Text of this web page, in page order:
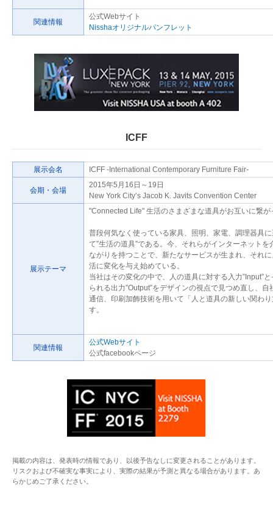
関連情報
公式Webサイト
Nisshaオリジナルパンフレット
ICFF
展示会名 ICFF -International Contemporary Furniture Fair-
会期・会場
2015年5月16日～19日
New York City’s Jacob K. Javits Convention Center
展示テーマ
"Connected Life" 生活のさまざまな道具がお互いに繋が
普段何気なく使っている家具、照明、家電、調理器具
て”生活の道具”である。今、それらがインターネットを
ながりを持つことで、新たなサービスが生まれ、それ
活に変化を与え始めている。
当社はその変化の中で、人の道具に対する入力”Input”
られる出力”Output”をデザインの視点で見つめ直し、自
通信、印刷加飾技術を用いて「人と道具の新しい関わ
す。
関連情報
公式Webサイト
公式facebookページ
掲載の内容は、発表時の情報であり、以後予告なしに変更されることがあります。
リスクおよび不確実な事実により、実際の結果が予測と異なる場合があります。あ
らかじめご了承ください。